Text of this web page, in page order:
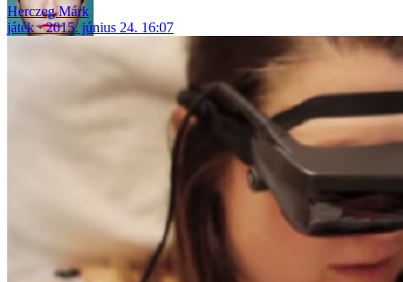
Herczeg Márk
játék
2015. június 24. 16:07